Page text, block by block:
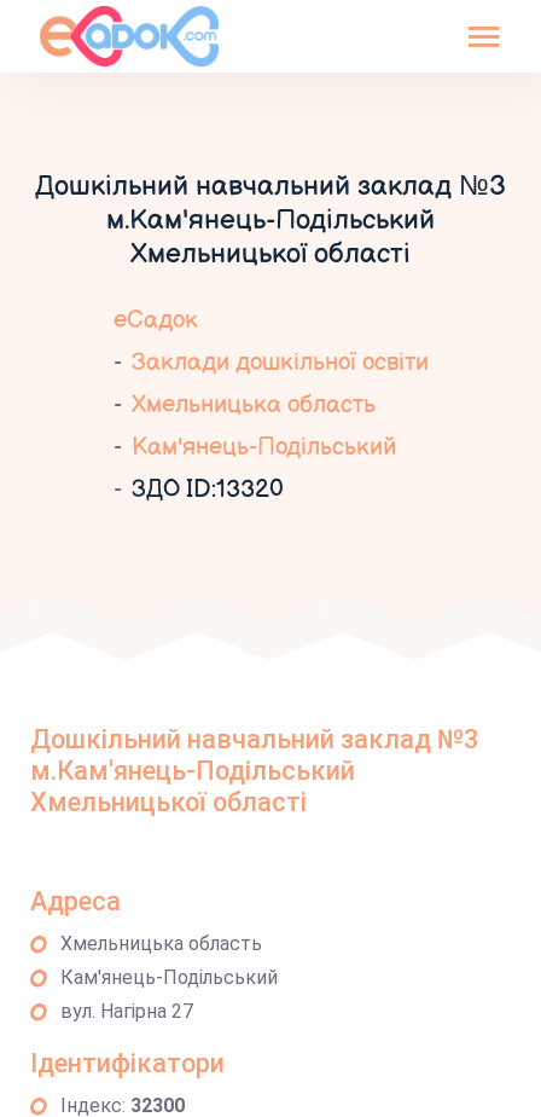
Дошкільний навчальний заклад №3
м.Кам'янець-Подільський
Хмельницької області
еСадок
Заклади дошкільної освіти
Хмельницька область
Кам'янець-Подільський
ЗДО ID:13320
Дошкільний навчальний заклад №3
м.Кам'янець-Подільський
Хмельницької області
Адреса
Хмельницька область
Кам'янець-Подільський
вул. Нагірна 27
Ідентифікатори
Індекс: 32300